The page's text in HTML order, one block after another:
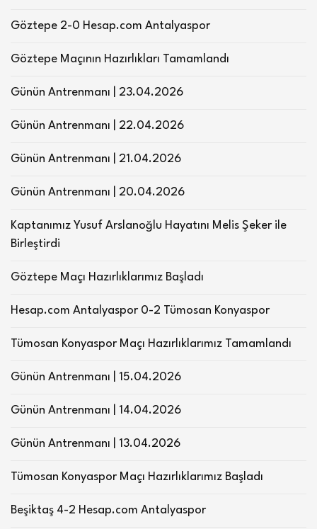
Göztepe 2-0 Hesap.com Antalyaspor
Göztepe Maçının Hazırlıkları Tamamlandı
Günün Antrenmanı | 23.04.2026
Günün Antrenmanı | 22.04.2026
Günün Antrenmanı | 21.04.2026
Günün Antrenmanı | 20.04.2026
Kaptanımız Yusuf Arslanoğlu Hayatını Melis Şeker ile
Birleştirdi
Göztepe Maçı Hazırlıklarımız Başladı
Hesap.com Antalyaspor 0-2 Tümosan Konyaspor
Tümosan Konyaspor Maçı Hazırlıklarımız Tamamlandı
Günün Antrenmanı | 15.04.2026
Günün Antrenmanı | 14.04.2026
Günün Antrenmanı | 13.04.2026
Tümosan Konyaspor Maçı Hazırlıklarımız Başladı
Beşiktaş 4-2 Hesap.com Antalyaspor